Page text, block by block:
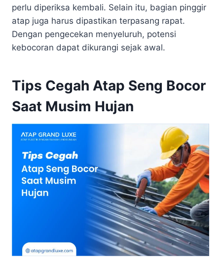
perlu diperiksa kembali. Selain itu, bagian pinggir
atap juga harus dipastikan terpasang rapat.
Dengan pengecekan menyeluruh, potensi
kebocoran dapat dikurangi sejak awal.
Tips Cegah Atap Seng Bocor
Saat Musim Hujan